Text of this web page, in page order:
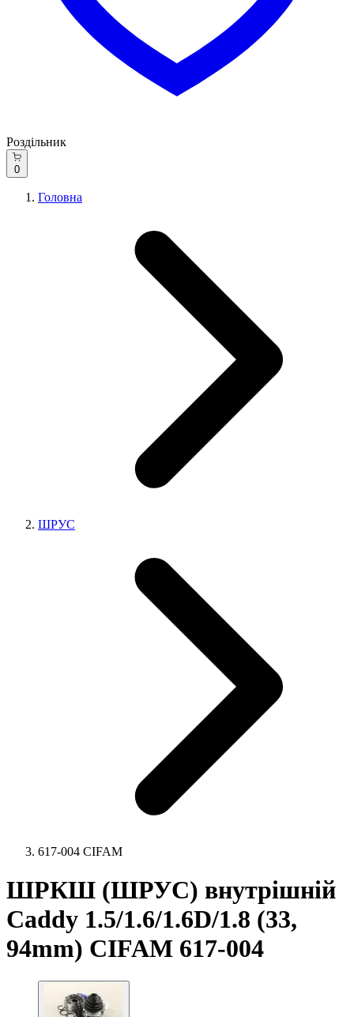
Роздільник
0
Головна
ШРУС
617-004 CIFAM
ШРКШ (ШРУС) внутрішній
Caddy 1.5/1.6/1.6D/1.8 (33,
94mm) CIFAM 617-004